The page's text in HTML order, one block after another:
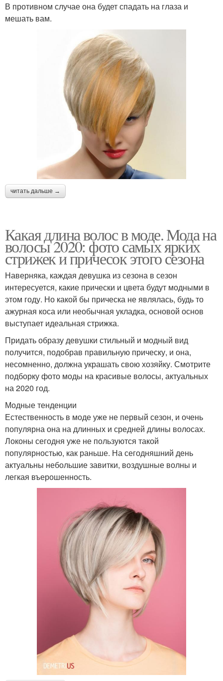
В противном случае она будет спадать на глаза и
мешать вам.
читать дальше →
Какая длина волос в моде. Мода на
волосы 2020: фото самых ярких
стрижек и причесок этого сезона
Наверняка, каждая девушка из сезона в сезон
интересуется, какие прически и цвета будут модными в
этом году. Но какой бы прическа не являлась, будь то
ажурная коса или необычная укладка, основой основ
выступает идеальная стрижка.
Придать образу девушки стильный и модный вид
получится, подобрав правильную прическу, и она,
несомненно, должна украшать свою хозяйку. Смотрите
подборку фото моды на красивые волосы, актуальных
на 2020 год.
Модные тенденции
Естественность в моде уже не первый сезон, и очень
популярна она на длинных и средней длины волосах.
Локоны сегодня уже не пользуются такой
популярностью, как раньше. На сегодняшний день
актуальны небольшие завитки, воздушные волны и
легкая въерошенность.